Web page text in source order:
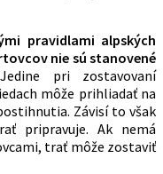
pravidlami alpských
nie sú stanovené
pri zostavovaní
môže prihliadať na
Závisí to však
pripravuje. Ak nemá
trať môže zostaviť